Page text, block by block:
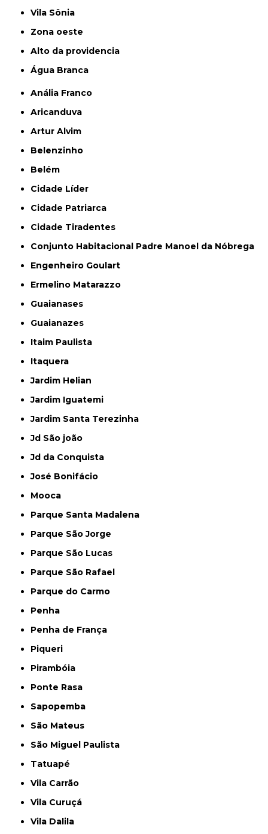
Vila Sônia
Zona oeste
alto da providencia
Água Branca
Anália Franco
Aricanduva
Artur Alvim
Belenzinho
Belém
Cidade Líder
Cidade Patriarca
Cidade Tiradentes
Conjunto Habitacional Padre Manoel da Nóbrega
Engenheiro Goulart
Ermelino Matarazzo
Guaianases
Guaianazes
Itaim Paulista
Itaquera
Jardim Helian
Jardim Iguatemi
Jardim Santa Terezinha
Jd São joão
Jd da Conquista
José Bonifácio
Mooca
Parque Santa Madalena
Parque São Jorge
Parque São Lucas
Parque São Rafael
Parque do Carmo
Penha
Penha de França
Piqueri
Pirambóia
Ponte Rasa
Sapopemba
São Mateus
São Miguel Paulista
Tatuapé
Vila Carrão
Vila Curuçá
Vila Dalila